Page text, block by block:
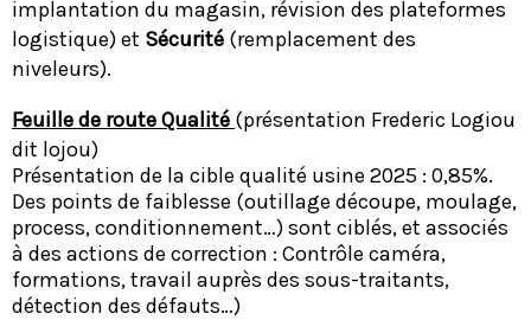
implantation du magasin, révision des plateformes
logistique) et Sécurité (remplacement des
niveleurs).
Feuille de route Qualité (présentation Frederic Logiou
dit lojou)
Présentation de la cible qualité usine 2025 : 0,85%.
Des points de faiblesse (outillage découpe, moulage,
process, conditionnement…) sont ciblés, et associés
à des actions de correction : Contrôle caméra,
formations, travail auprès des sous-traitants,
détection des défauts…)